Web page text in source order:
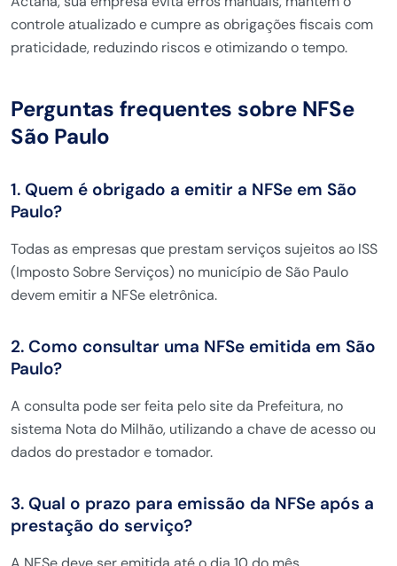
controle atualizado e cumpre as obrigações fiscais com
praticidade, reduzindo riscos e otimizando o tempo.
Perguntas frequentes sobre NFSe
São Paulo
1. Quem é obrigado a emitir a NFSe em São
Paulo?
Todas as empresas que prestam serviços sujeitos ao ISS
(Imposto Sobre Serviços) no município de São Paulo
devem emitir a NFSe eletrônica.
2. Como consultar uma NFSe emitida em São
Paulo?
A consulta pode ser feita pelo site da Prefeitura, no
sistema Nota do Milhão, utilizando a chave de acesso ou
dados do prestador e tomador.
3. Qual o prazo para emissão da NFSe após a
prestação do serviço?